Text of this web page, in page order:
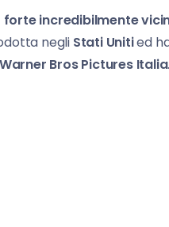
forte incredibilmente
negli Stati Unitied
Warner Bros Pictures Italia.